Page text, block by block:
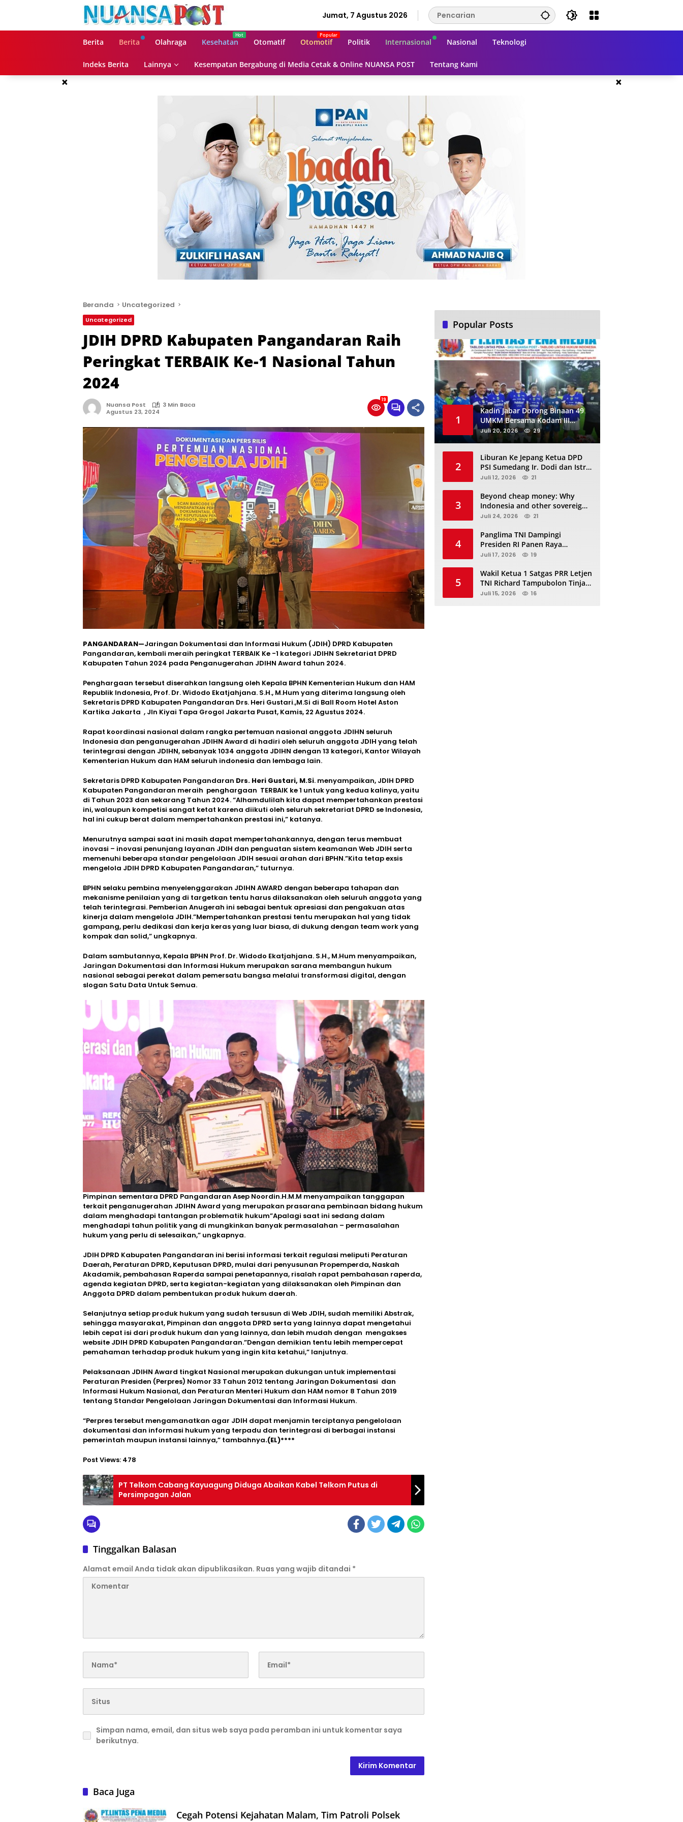
Jumat, 7 Agustus 2026
Berita Berita Olahraga Kesehatan Otomatif Otomotif Politik Internasional Nasional Teknologi
Indeks Berita Lainnya Kesempatan Bergabung di Media Cetak & Online NUANSA POST Tentang Kami
× ×
Beranda Uncategorized
Uncategorized
JDIH DPRD Kabupaten Pangandaran Raih
Peringkat TERBAIK Ke-1 Nasional Tahun
2024
Nuansa Post
3 Min Baca
Agustus 23, 2024
19
PANGANDARAN—Jaringan Dokumentasi dan Informasi Hukum (JDIH) DPRD Kabupaten
Pangandaran, kembali meraih peringkat TERBAIK Ke -1 kategori JDIHN Sekretariat DPRD
Kabupaten Tahun 2024 pada Penganugerahan JDIHN Award tahun 2024.
Penghargaan tersebut diserahkan langsung oleh Kepala BPHN Kementerian Hukum dan HAM
Republik Indonesia, Prof. Dr. Widodo Ekatjahjana. S.H., M.Hum yang diterima langsung oleh
Sekretaris DPRD Kabupaten Pangandaran Drs. Heri Gustari.,M.Si di Ball Room Hotel Aston
Kartika Jakarta , Jln Kiyai Tapa Grogol Jakarta Pusat, Kamis, 22 Agustus 2024.
Rapat koordinasi nasional dalam rangka pertemuan nasional anggota JDIHN seluruh
Indonesia dan penganugerahan JDIHN Award di hadiri oleh seluruh anggota JDIH yang telah
terintegrasi dengan JDIHN, sebanyak 1034 anggota JDIHN dengan 13 kategori, Kantor Wilayah
Kementerian Hukum dan HAM seluruh indonesia dan lembaga lain.
Sekretaris DPRD Kabupaten Pangandaran Drs. Heri Gustari, M.Si. menyampaikan, JDIH DPRD
Kabupaten Pangandaran meraih penghargaan TERBAIK ke 1 untuk yang kedua kalinya, yaitu
di Tahun 2023 dan sekarang Tahun 2024. “Alhamdulilah kita dapat mempertahankan prestasi
ini, walaupun kompetisi sangat ketat karena diikuti oleh seluruh sekretariat DPRD se Indonesia,
hal ini cukup berat dalam mempertahankan prestasi ini,” katanya.
Menurutnya sampai saat ini masih dapat mempertahankannya, dengan terus membuat
inovasi – inovasi penunjang layanan JDIH dan penguatan sistem keamanan Web JDIH serta
memenuhi beberapa standar pengelolaan JDIH sesuai arahan dari BPHN.”Kita tetap exsis
mengelola JDIH DPRD Kabupaten Pangandaran,” tuturnya.
BPHN selaku pembina menyelenggarakan JDIHN AWARD dengan beberapa tahapan dan
mekanisme penilaian yang di targetkan tentu harus dilaksanakan oleh seluruh anggota yang
telah terintegrasi. Pemberian Anugerah ini sebagai bentuk apresiasi dan pengakuan atas
kinerja dalam mengelola JDIH.”Mempertahankan prestasi tentu merupakan hal yang tidak
gampang, perlu dedikasi dan kerja keras yang luar biasa, di dukung dengan team work yang
kompak dan solid,” ungkapnya.
Dalam sambutannya, Kepala BPHN Prof. Dr. Widodo Ekatjahjana. S.H., M.Hum menyampaikan,
Jaringan Dokumentasi dan Informasi Hukum merupakan sarana membangun hukum
nasional sebagai perekat dalam pemersatu bangsa melalui transformasi digital, dengan
slogan Satu Data Untuk Semua.
Pimpinan sementara DPRD Pangandaran Asep Noordin.H.M.M menyampaikan tanggapan
terkait penganugerahan JDIHN Award yang merupakan prasarana pembinaan bidang hukum
dalam menghadapi tantangan problematik hukum”Apalagi saat ini sedang dalam
menghadapi tahun politik yang di mungkinkan banyak permasalahan – permasalahan
hukum yang perlu di selesaikan,” ungkapnya.
JDIH DPRD Kabupaten Pangandaran ini berisi informasi terkait regulasi meliputi Peraturan
Daerah, Peraturan DPRD, Keputusan DPRD, mulai dari penyusunan Propemperda, Naskah
Akadamik, pembahasan Raperda sampai penetapannya, risalah rapat pembahasan raperda,
agenda kegiatan DPRD, serta kegiatan-kegiatan yang dilaksanakan oleh Pimpinan dan
Anggota DPRD dalam pembentukan produk hukum daerah.
Selanjutnya setiap produk hukum yang sudah tersusun di Web JDIH, sudah memiliki Abstrak,
sehingga masyarakat, Pimpinan dan anggota DPRD serta yang lainnya dapat mengetahui
lebih cepat isi dari produk hukum dan yang lainnya, dan lebih mudah dengan mengakses
website JDIH DPRD Kabupaten Pangandaran.”Dengan demikian tentu lebih mempercepat
pemahaman terhadap produk hukum yang ingin kita ketahui,” lanjutnya.
Pelaksanaan JDIHN Award tingkat Nasional merupakan dukungan untuk implementasi
Peraturan Presiden (Perpres) Nomor 33 Tahun 2012 tentang Jaringan Dokumentasi dan
Informasi Hukum Nasional, dan Peraturan Menteri Hukum dan HAM nomor 8 Tahun 2019
tentang Standar Pengelolaan Jaringan Dokumentasi dan Informasi Hukum.
“Perpres tersebut mengamanatkan agar JDIH dapat menjamin terciptanya pengelolaan
dokumentasi dan informasi hukum yang terpadu dan terintegrasi di berbagai instansi
pemerintah maupun instansi lainnya,” tambahnya.(EL)****
Post Views: 478
PT Telkom Cabang Kayuagung Diduga Abaikan Kabel Telkom Putus di
Persimpagan Jalan
Tinggalkan Balasan
Alamat email Anda tidak akan dipublikasikan. Ruas yang wajib ditandai *
Simpan nama, email, dan situs web saya pada peramban ini untuk komentar saya
berikutnya.
Baca Juga
Cegah Potensi Kejahatan Malam, Tim Patroli Polsek
Popular Posts
1
Kadin Jabar Dorong Binaan 49
UMKM Bersama Kodam III
Siliwangi Sambil Nobar Final
Piala Dunia, Akan Ada Investor
Juli 20, 2026 29
2
Liburan Ke Jepang Ketua DPD
PSI Sumedang Ir. Dodi dan Istri
Kibarkan Bendera PSI “Jangan
Juli 12, 2026 21
3
Beyond cheap money: Why
Indonesia and other sovereigns
are turning to panda bonds
Juli 24, 2026 21
4
Panglima TNI Dampingi
Presiden RI Panen Raya
Terpadu TNI, Perkuat
Juli 17, 2026 19
5
Wakil Ketua 1 Satgas PRR Letjen
TNI Richard Tampubolon Tinjau
Padang Sidimpuan dan
Juli 15, 2026 16